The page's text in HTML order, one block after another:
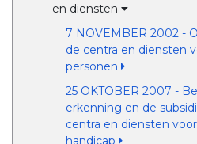
en diensten
7 NOVEMBER 2002 -
de centra en diensten
personen
25 OKTOBER 2007 -
erkenning en de
centra en diensten
handicap